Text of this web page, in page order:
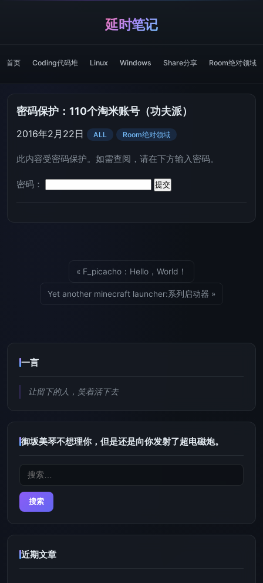
延时笔记
首页 Coding代码堆 Linux Windows Share分享 Room绝对领域
密码保护：110个淘米账号（功夫派）
2016年2月22日 ALL Room绝对领域
此内容受密码保护。如需查阅，请在下方输入密码。
密码：
« F_picacho：Hello，World！
Yet another minecraft launcher:系列启动器 »
一言
让留下的人，笑着活下去
御坂美琴不想理你，但是还是向你发射了超电磁炮。
搜
近期文章